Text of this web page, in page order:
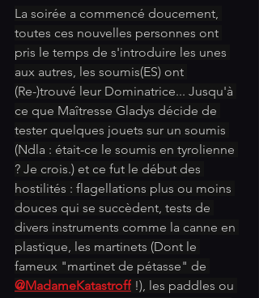
La soirée a commencé doucement,
toutes ces nouvelles personnes ont
pris le temps de s'introduire les unes
aux autres, les soumis(ES) ont
(Re-)trouvé leur Dominatrice... Jusqu'à
ce que Maîtresse Gladys décide de
tester quelques jouets sur un soumis
(Ndla : était-ce le soumis en tyrolienne
? Je crois.) et ce fut le début des
hostilités : flagellations plus ou moins
douces qui se succèdent, tests de
divers instruments comme la canne en
plastique, les martinets (Dont le
fameux "martinet de pétasse" de
@MadameKatastroff !), les paddles ou